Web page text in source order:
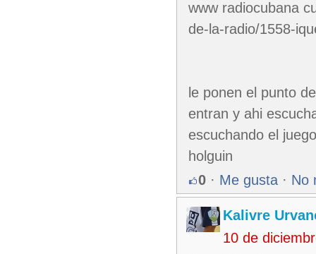
www radiocubana
de-la-radio/1558-
le ponen el punto
entran y ahi
escuchando el
holguin
0 · Me gusta · No
Kalivre
10 de